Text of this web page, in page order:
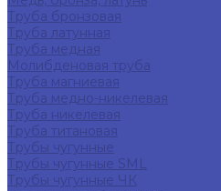
Труба бронзовая
Труба латунная
Труба медная
Молибденовая труба
Труба магниевая
Труба медно-никелевая
Труба никелевая
Труба титановая
Трубы чугунные
Трубы чугунные SML
Трубы чугунные ЧК